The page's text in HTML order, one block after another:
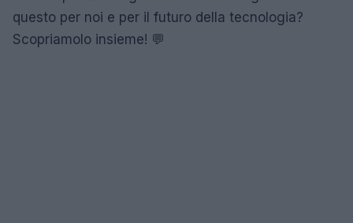
questo per noi e per il futuro della tecnologia?
Scopriamolo insieme! 💬